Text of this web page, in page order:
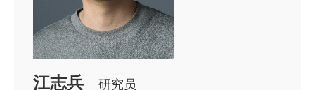
江志兵 研究员